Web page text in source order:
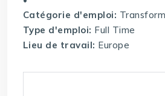
Catégorie d'emploi:
Type d'emploi: Full Time
Lieu de travail: Europe